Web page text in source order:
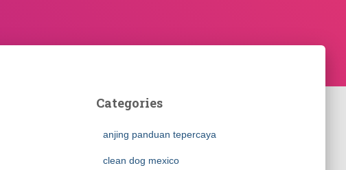
Categories
anjing panduan tepercaya
clean dog mexico